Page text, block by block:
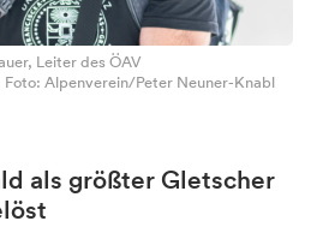
Leiter des ÖAV
Alpenverein/Peter Neuner-Knabl
als größter Gletscher